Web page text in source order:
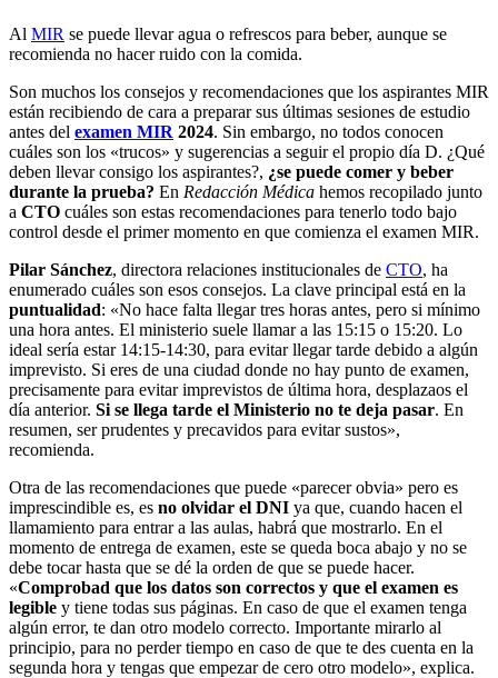
Al MIR se puede llevar agua o refrescos para beber, aunque se
recomienda no hacer ruido con la comida.
Son muchos los consejos y recomendaciones que los aspirantes MIR
están recibiendo de cara a preparar sus últimas sesiones de estudio
antes del examen MIR 2024. Sin embargo, no todos conocen
cuáles son los «trucos» y sugerencias a seguir el propio día D. ¿Qué
deben llevar consigo los aspirantes?, ¿se puede comer y beber
durante la prueba? En Redacción Médica hemos recopilado junto
a CTO cuáles son estas recomendaciones para tenerlo todo bajo
control desde el primer momento en que comienza el examen MIR.
Pilar Sánchez, directora relaciones institucionales de CTO, ha
enumerado cuáles son esos consejos. La clave principal está en la
puntualidad: «No hace falta llegar tres horas antes, pero si mínimo
una hora antes. El ministerio suele llamar a las 15:15 o 15:20. Lo
ideal sería estar 14:15-14:30, para evitar llegar tarde debido a algún
imprevisto. Si eres de una ciudad donde no hay punto de examen,
precisamente para evitar imprevistos de última hora, desplazaos el
día anterior. Si se llega tarde el Ministerio no te deja pasar. En
resumen, ser prudentes y precavidos para evitar sustos»,
recomienda.
Otra de las recomendaciones que puede «parecer obvia» pero es
imprescindible es, es no olvidar el DNI ya que, cuando hacen el
llamamiento para entrar a las aulas, habrá que mostrarlo. En el
momento de entrega de examen, este se queda boca abajo y no se
debe tocar hasta que se dé la orden de que se puede hacer.
«Comprobad que los datos son correctos y que el examen es
legible y tiene todas sus páginas. En caso de que el examen tenga
algún error, te dan otro modelo correcto. Importante mirarlo al
principio, para no perder tiempo en caso de que te des cuenta en la
segunda hora y tengas que empezar de cero otro modelo», explica.